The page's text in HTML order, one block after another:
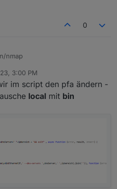
0
nmap
3:00 PM
im script den pfa ändern -
local mit bin